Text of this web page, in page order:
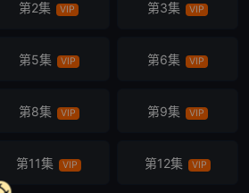
第2集 VIP 第3集 VIP
第5集 VIP 第6集 VIP
第8集 VIP 第9集 VIP
第11集 VIP 第12集 VIP